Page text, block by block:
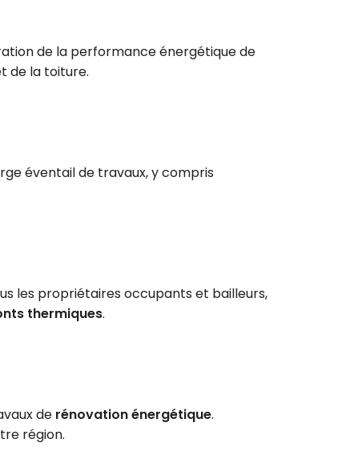
de la performance énergétique de
de la toiture.
éventail de travaux, y compris
les propriétaires occupants et bailleurs,
thermiques.
de rénovation énergétique.
région.